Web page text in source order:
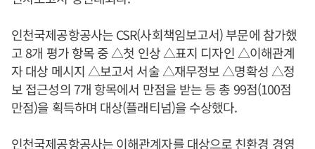
인천국제공항공사는 CSR(사회책임보고서) 부문에 참가했
고 8개 평가 항목 중 △첫 인상 △표지 디자인 △이해관계
자 대상 메시지 △보고서 서술 △재무정보 △명확성 △정
보 접근성의 7개 항목에서 만점을 받는 등 총 99점(100점
만점)을 획득하며 대상(플래티넘)을 수상했다.
인천국제공항공사는 이해관계자를 대상으로 친환경 경영